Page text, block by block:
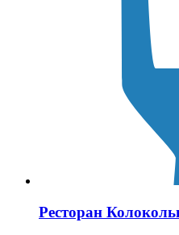
Ресторан